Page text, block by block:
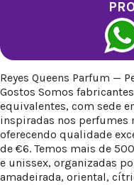
Reyes Queens Parfum —
Gostos Somos
equivalentes, com sede
inspiradas nos perfumes
oferecendo qualidade
de €6. Temos mais de
e unissex, organizadas
amadeirada, oriental,